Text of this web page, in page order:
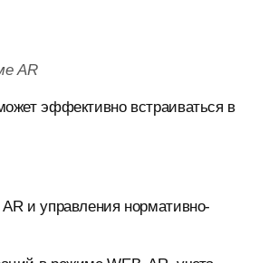
AR
эффективно встраиваться в
и управления нормативно-